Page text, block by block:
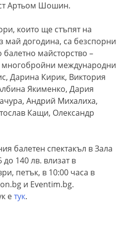
Артьом Шошин.
които ще стъпят на
май догодина, са безспорни
балетно майсторство –
многобройни международни
Дарина Кирик, Виктория
Якименко, Дария
Андрий Михалиха,
Кащи, Олександр
балетен спектакъл в Зала
140 лв. влизат в
петък, в 10:00 часа в
и Eventim.bg.
етук.